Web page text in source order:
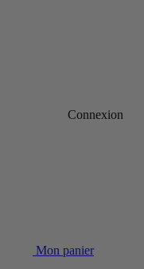
Connexion
Mon panier